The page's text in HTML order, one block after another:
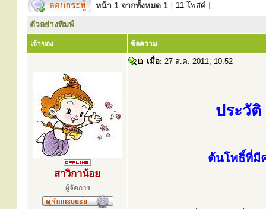
หน้า 1 จากทั้งหมด 1 [ 11 โพสต์ ]
ตัวอย่างพิมพ์
เจ้าของ ข้อความ
เมื่อ: 27 ส.ค. 2011, 10:52
สาวิกาน้อย
ผู้จัดการ
ประวั
ต้นโพธิ์ที่มี